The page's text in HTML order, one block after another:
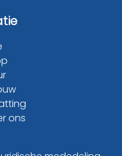
ons